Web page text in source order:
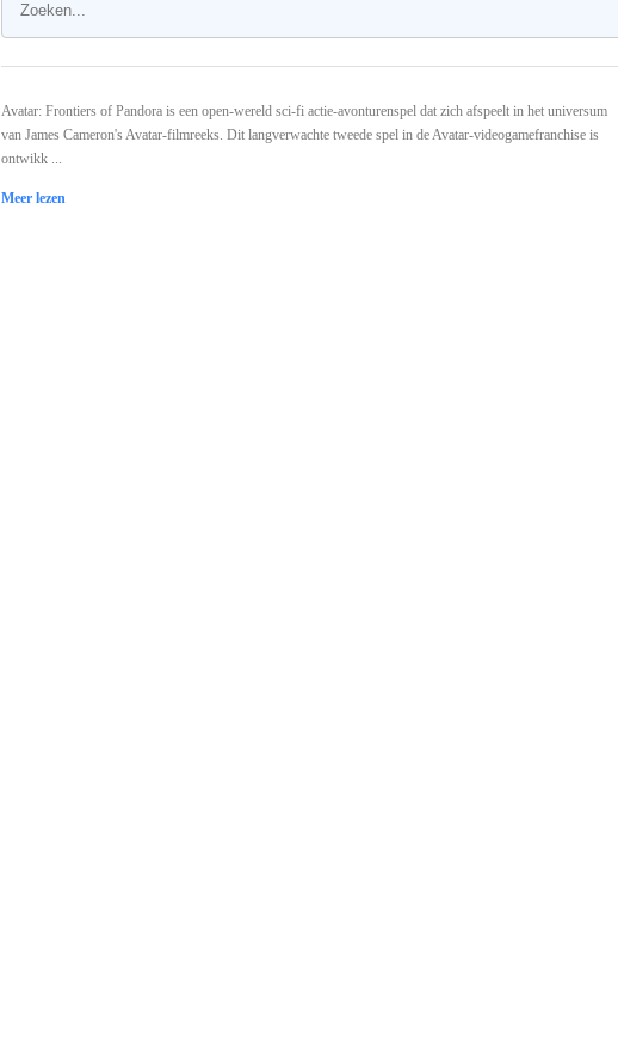
Avatar: Frontiers of Pandora is een open-wereld sci-fi actie-avonturenspel dat zich afspeelt in het universum
van James Cameron's Avatar-filmreeks. Dit langverwachte tweede spel in de Avatar-videogamefranchise is
ontwikk ...
Meer lezen